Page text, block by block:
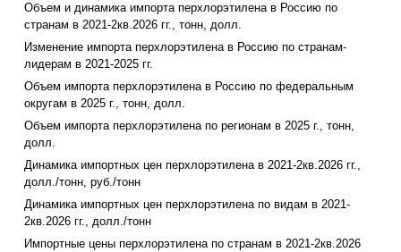
Объем и динамика импорта перхлорэтилена в Россию по
странам в 2021-2кв.2026 гг., тонн, долл.
Изменение импорта перхлорэтилена в Россию по странам-
лидерам в 2021-2025 гг.
Объем импорта перхлорэтилена в Россию по федеральным
округам в 2025 г., тонн, долл.
Объем импорта перхлорэтилена по регионам в 2025 г., тонн,
долл.
Динамика импортных цен перхлорэтилена в 2021-2кв.2026 гг.,
долл./тонн, руб./тонн
Динамика импортных цен перхлорэтилена по видам в 2021-
2кв.2026 гг., долл./тонн
Импортные цены перхлорэтилена по странам в 2021-2кв.2026